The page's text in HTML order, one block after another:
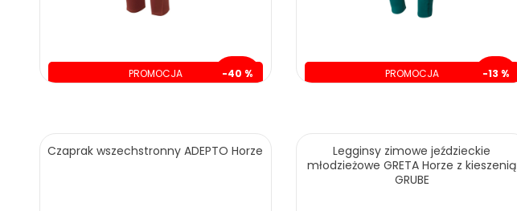
PROMOCJA -40 % PROMOCJA -13 %
Czaprak wszechstronny ADEPTO Horze
Legginsy zimowe jeździeckie
młodzieżowe GRETA Horze z kieszenią
GRUBE